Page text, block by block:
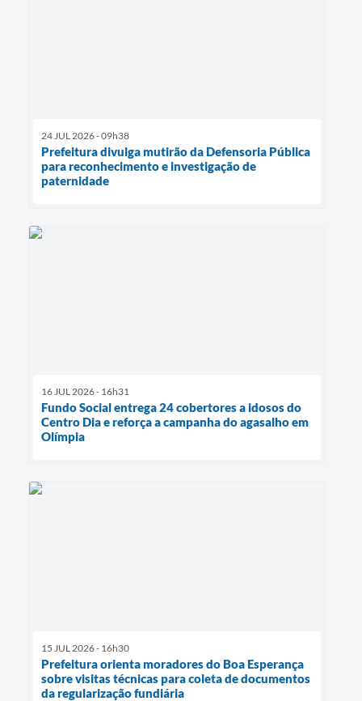
24 JUL 2026 - 09h38
Prefeitura divulga mutirão da Defensoria Pública
para reconhecimento e investigação de
paternidade
16 JUL 2026 - 16h31
Fundo Social entrega 24 cobertores a idosos do
Centro Dia e reforça a campanha do agasalho em
Olímpia
15 JUL 2026 - 16h30
Prefeitura orienta moradores do Boa Esperança
sobre visitas técnicas para coleta de documentos
da regularização fundiária